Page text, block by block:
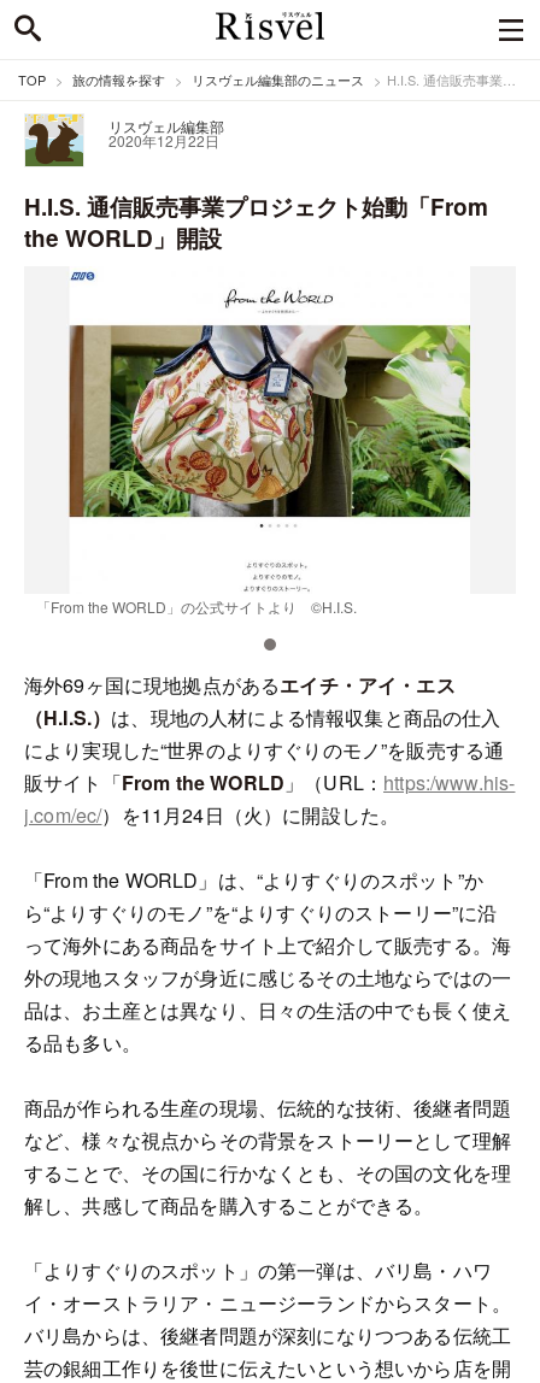
TOP 旅の情報を探す リスヴェル編集部のニュース H.I.S. 通信販売事業プロジェクト始動「From the WORLD」開設
リスヴェル編集部
2020年12月22日
H.I.S. 通信販売事業プロジェクト始動「From
the WORLD」開設
「From the WORLD」の公式サイトより ©H.I.S.
海外69ヶ国に現地拠点があるエイチ・アイ・エス
（H.I.S.） は、現地の人材による情報収集と商品の仕入
により実現した“世界のよりすぐりのモノ”を販売する通
販サイト「From the WORLD 」（URL： https:/www.his-
j.com/ec/）を11月24日（火）に開設した。
「From the WORLD」は、“よりすぐりのスポット”か
ら“よりすぐりのモノ”を“よりすぐりのストーリー”に沿
って海外にある商品をサイト上で紹介して販売する。海
外の現地スタッフが身近に感じるその土地ならではの一
品は、お土産とは異なり、日々の生活の中でも長く使え
る品も多い。
商品が作られる生産の現場、伝統的な技術、後継者問題
など、様々な視点からその背景をストーリーとして理解
することで、その国に行かなくとも、その国の文化を理
解し、共感して商品を購入することができる。
「よりすぐりのスポット」の第一弾は、バリ島・ハワ
イ・オーストラリア・ニュージーランドからスタート。
バリ島からは、後継者問題が深刻になりつつある伝統工
芸の銀細工作りを後世に伝えたいという想いから店を開